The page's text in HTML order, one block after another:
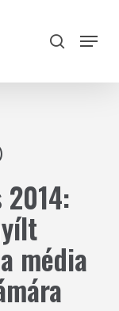
search
Menu
2014:
média
Close